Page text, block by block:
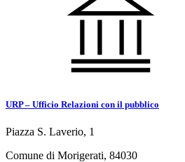
URP – Ufficio Relazioni con il pubblico
Piazza S. Laverio, 1
Comune di Morigerati, 84030